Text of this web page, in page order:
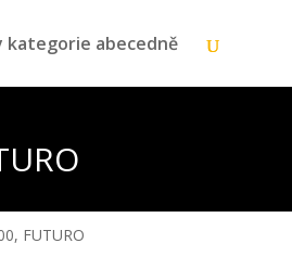
kategorie abecedně
FUTURO